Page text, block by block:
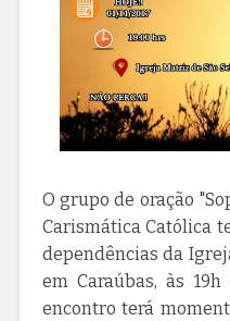
O grupo de oração
Carismática Católica
dependências da
em Caraúbas, às
encontro terá